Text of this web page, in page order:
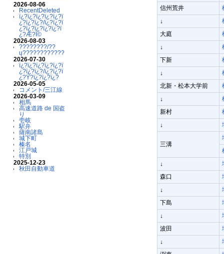
2026-08-06
RecentDeleted
ï¿?ï¿?ï¿?ï¿?ï¿?ï
¿?ï¿?ï¿?/ï¿?ï¿?ï
¿?ï¿?ï¿?ï¿?ï¿?ï
¿?Æ?Ï©
2026-08-03
????????/??
ų????????????
2026-07-30
ï¿?ï¿?ï¿?ï¿?ï¿?ï
¿?ï¿?ï¿?/ï¿?ï¿?ï
¿?Ý?ï¿?ï¿?ï¿?
2026-05-05
コメント/三江線
2026-03-09
相馬
高速道路 de 国盗
り
壱岐
駅弁
薩南諸島
城下町
榛名
江戸城
特別
2025-12-23
秋田自動車道
信州荒井
↓
大庭
↓
下新
↓
北新・松本大学前
↓
新村
↓
三溝
↓
森口
↓
下島
↓
波田
↓